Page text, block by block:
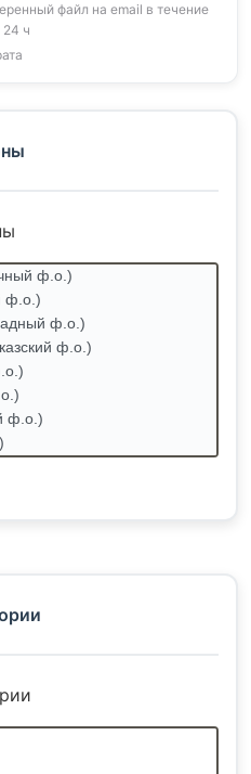
файл на email в течение
24 ч
ф.о.)
ф.о.)
ф.о.)
ф.о.)
ф.о.)